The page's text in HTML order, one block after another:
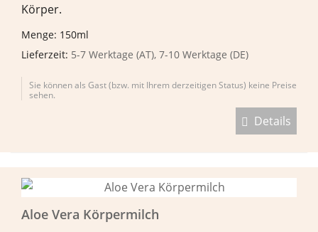
Körper.
Menge: 150ml
Lieferzeit: 5-7 Werktage (AT), 7-10 Werktage (DE)
Sie können als Gast (bzw. mit Ihrem derzeitigen Status) keine Preise
sehen.
Details
Aloe Vera Körpermilch